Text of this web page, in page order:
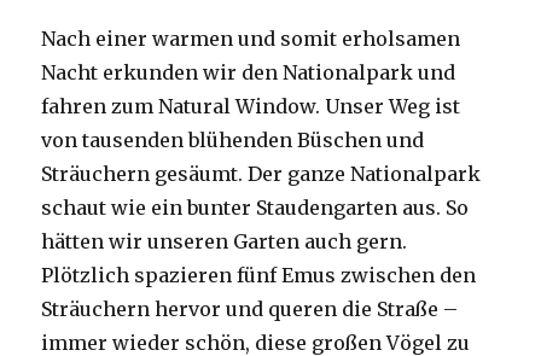
Nach einer warmen und somit erholsamen
Nacht erkunden wir den Nationalpark und
fahren zum Natural Window. Unser Weg ist
von tausenden blühenden Büschen und
Sträuchern gesäumt. Der ganze Nationalpark
schaut wie ein bunter Staudengarten aus. So
hätten wir unseren Garten auch gern.
Plötzlich spazieren fünf Emus zwischen den
Sträuchern hervor und queren die Straße –
immer wieder schön, diese großen Vögel zu